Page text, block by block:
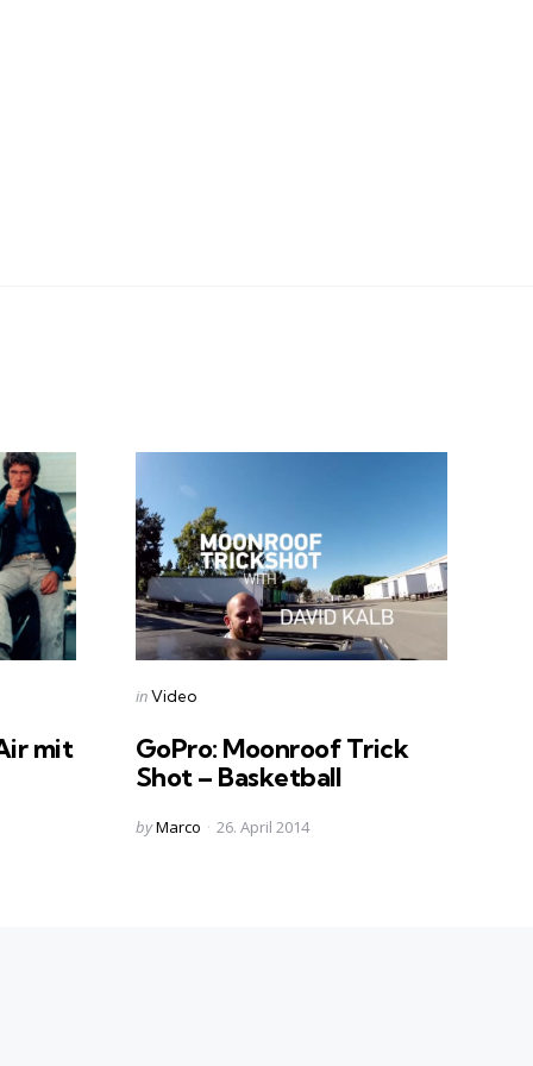
mit
Categories
Posted
in Video
GoPro: Moonroof Trick
Shot – Basketball
Posted
byMarco 26. April 2014